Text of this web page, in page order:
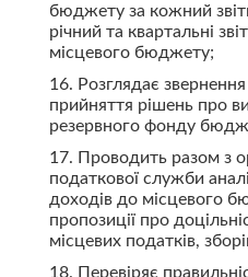
бюджету за кожний
річний та квартальні
місцевого бюджету;
16. Розглядає
прийняття рішень про
резервного фонду
17. Проводить разом з
податкової служби
доходів до місцевого
пропозиції про
місцевих податків,
18. Перевіряє